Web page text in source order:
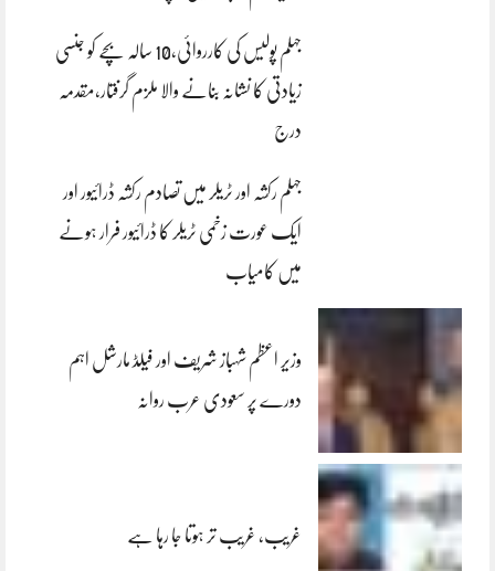
جہلم پولیس کی کارروائی،10 سالہ بچے کو جنسی
زیادتی کا نشانہ بنانے والا ملزم گرفتار،مقدمہ
درج
جہلم رکشہ اور ٹریلر میں تصادم رکشہ ڈرائیور اور
ایک عورت زخمی ٹریلر کا ڈرائیور فرار ہونے
میں کامیاب
وزیر اعظم شہباز شریف اور فیلڈ مارشل اہم
دورے پر سعودی عرب روانہ
غریب، غریب تر ہوتا جا رہا ہے